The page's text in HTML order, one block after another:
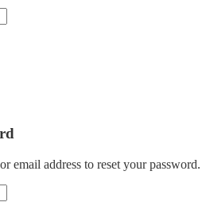
email address to reset your password.